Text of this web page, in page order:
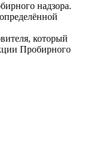
надзора.
который
Пробирного